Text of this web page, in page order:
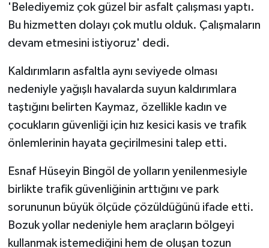
'Belediyemiz çok güzel bir asfalt çalışması yaptı.
Bu hizmetten dolayı çok mutlu olduk. Çalışmaların
devam etmesini istiyoruz' dedi.
Kaldırımların asfaltla aynı seviyede olması
nedeniyle yağışlı havalarda suyun kaldırımlara
taştığını belirten Kaymaz, özellikle kadın ve
çocukların güvenliği için hız kesici kasis ve trafik
önlemlerinin hayata geçirilmesini talep etti.
Esnaf Hüseyin Bingöl de yolların yenilenmesiyle
birlikte trafik güvenliğinin arttığını ve park
sorununun büyük ölçüde çözüldüğünü ifade etti.
Bozuk yollar nedeniyle hem araçların bölgeyi
kullanmak istemediğini hem de oluşan tozun